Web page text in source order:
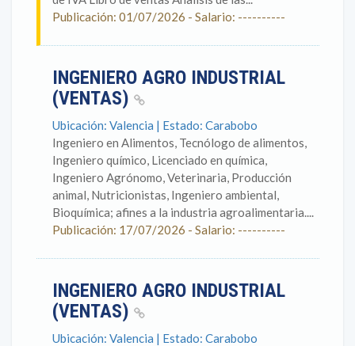
Publicación: 01/07/2026 - Salario: ----------
INGENIERO AGRO INDUSTRIAL
(VENTAS)
Ubicación: Valencia | Estado: Carabobo
Ingeniero en Alimentos, Tecnólogo de alimentos,
Ingeniero químico, Licenciado en química,
Ingeniero Agrónomo, Veterinaria, Producción
animal, Nutricionistas, Ingeniero ambiental,
Bioquímica; afines a la industria agroalimentaria....
Publicación: 17/07/2026 - Salario: ----------
INGENIERO AGRO INDUSTRIAL
(VENTAS)
Ubicación: Valencia | Estado: Carabobo